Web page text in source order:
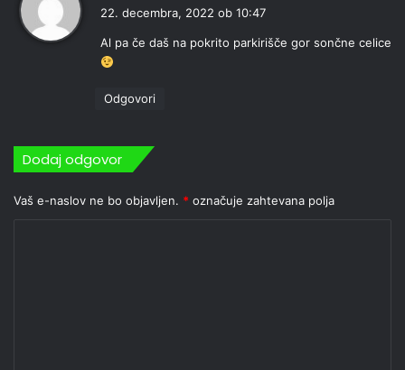
v
22. decembra, 2022 ob 10:47
Al pa če daš na pokrito parkirišče gor sončne celice
Odgovori
Dodaj odgovor
Vaš e-naslov ne bo objavljen. * označuje zahtevana polja